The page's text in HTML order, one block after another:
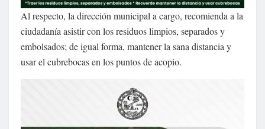
Al respecto, la dirección municipal a cargo, recomienda a la
ciudadanía asistir con los residuos limpios, separados y
embolsados; de igual forma, mantener la sana distancia y
usar el cubrebocas en los puntos de acopio.